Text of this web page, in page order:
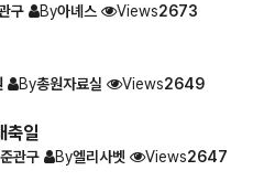
구 By아녜스 Views2673
By총원자료실 Views2649
축일
관구 By엘리사벳 Views2647